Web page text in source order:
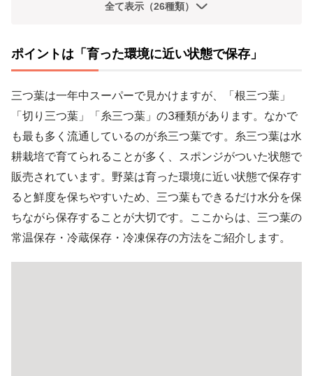
全て表示（26種類）
ポイントは「育った環境に近い状態で保存」
三つ葉は一年中スーパーで見かけますが、「根三つ葉」
「切り三つ葉」「糸三つ葉」の3種類があります。なかで
も最も多く流通しているのが糸三つ葉です。糸三つ葉は水
耕栽培で育てられることが多く、スポンジがついた状態で
販売されています。野菜は育った環境に近い状態で保存す
ると鮮度を保ちやすいため、三つ葉もできるだけ水分を保
ちながら保存することが大切です。ここからは、三つ葉の
常温保存・冷蔵保存・冷凍保存の方法をご紹介します。